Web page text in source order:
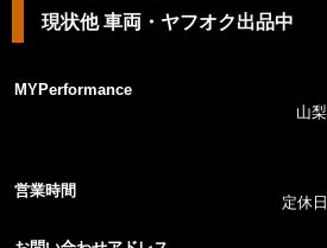
現状他 車両・ヤフオク出品中
MYPerformance
山
営業時間
定休